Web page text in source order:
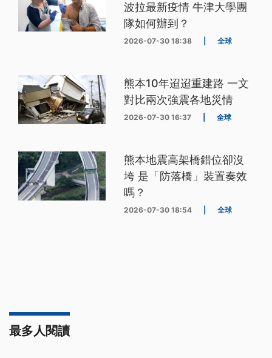
波拉最新疫情 牛津大學團
隊如何辦到？
2026-07-30 18:38 全球
熊本10年迢迢重建路 一文
對比兩次強震各地災情
2026-07-30 16:37 全球
熊本地震高架橋錯位卻沒
垮 是「防落橋」裝置奏效
嗎？
2026-07-30 18:54 全球
最多人閱讀